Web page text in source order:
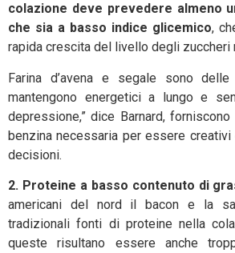
colazione deve prevedere almeno
che sia a basso indice glicemico,
rapida crescita del livello degli zuccheri
Farina d’avena e segale sono
mantengono energetici a lungo e
depressione,” dice Barnard,
benzina necessaria per essere
decisioni.
2. Proteine a basso contenuto di
americani del nord il bacon e la
tradizionali fonti di proteine nella
queste risultano essere anche